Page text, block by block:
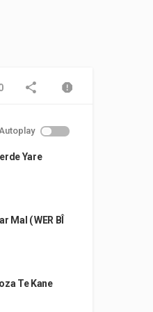
Yare
Mal ( WER BÎ
Te Kane